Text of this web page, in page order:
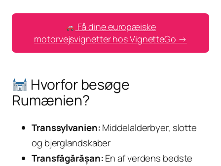
Få dine europæiske
motorvejsvignetter hos VignetteGo →
Hvorfor besøge
Rumænien?
Transsylvanien:Middelalderbyer, slotte
og bjerglandskaber
Transfăgărășan:En af verdens bedste